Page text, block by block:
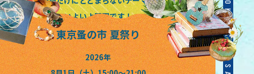
いよいよ開園です！
東京蚤の市 夏祭り
2026年